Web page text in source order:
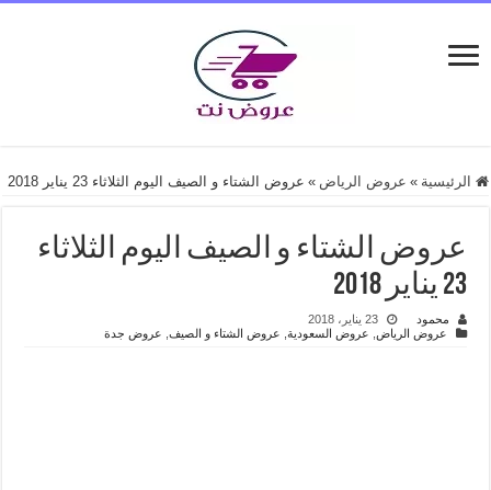
الرئيسية » عروض الرياض » عروض الشتاء و الصيف اليوم الثلاثاء 23 يناير 2018
عروض الشتاء و الصيف اليوم الثلاثاء
23 يناير 2018
محمود
23 يناير، 2018
عروض الرياض, عروض السعودية, عروض الشتاء و الصيف, عروض جدة